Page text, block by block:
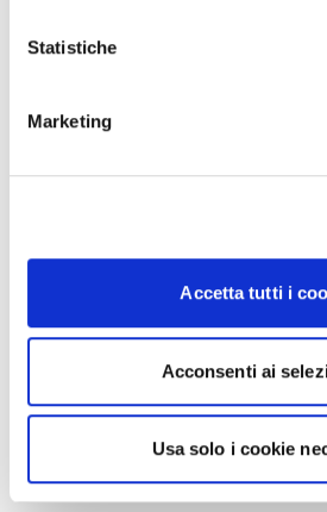
Statistiche
Marketing
Accetta tutti i
Acconsenti ai
Usa solo i cookie